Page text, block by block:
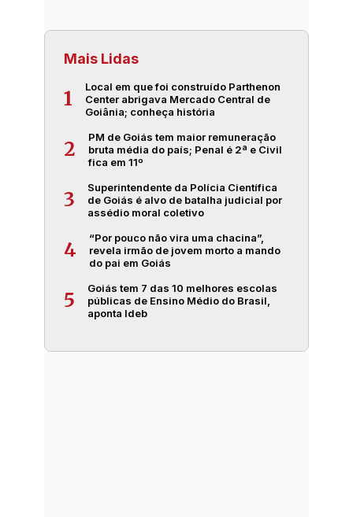
Mais Lidas
1
Local em que foi construído Parthenon
Center abrigava Mercado Central de
Goiânia; conheça história
2
PM de Goiás tem maior remuneração
bruta média do país; Penal é 2ª e Civil
fica em 11º
3
Superintendente da Polícia Científica
de Goiás é alvo de batalha judicial por
assédio moral coletivo
4
“Por pouco não vira uma chacina”,
revela irmão de jovem morto a mando
do pai em Goiás
5
Goiás tem 7 das 10 melhores escolas
públicas de Ensino Médio do Brasil,
aponta Ideb